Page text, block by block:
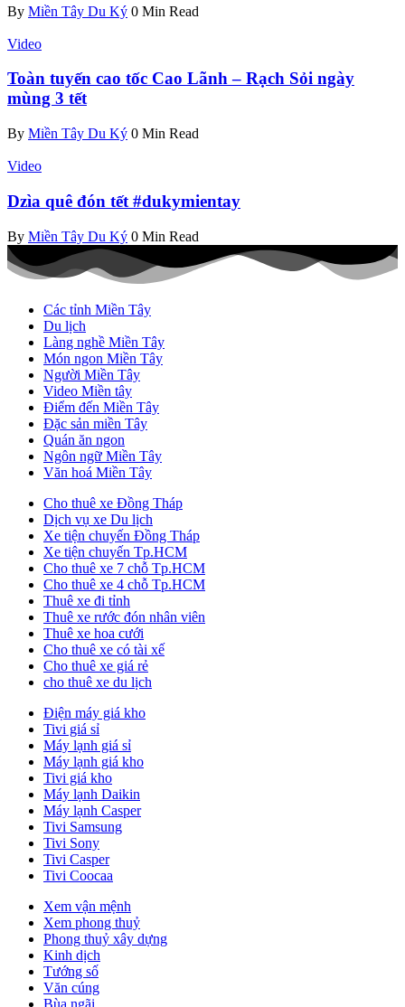
By Miền Tây Du Ký 0 Min Read
Video
Toàn tuyến cao tốc Cao Lãnh – Rạch Sỏi ngày
mùng 3 tết
By Miền Tây Du Ký 0 Min Read
Video
Dzìa quê đón tết #dukymientay
By Miền Tây Du Ký 0 Min Read
Các tỉnh Miền Tây
Du lịch
Làng nghề Miền Tây
Món ngon Miền Tây
Người Miền Tây
Video Miền tây
Điểm đến Miền Tây
Đặc sản miền Tây
Quán ăn ngon
Ngôn ngữ Miền Tây
Văn hoá Miền Tây
Cho thuê xe Đồng Tháp
Dịch vụ xe Du lịch
Xe tiện chuyến Đồng Tháp
Xe tiện chuyến Tp.HCM
Cho thuê xe 7 chỗ Tp.HCM
Cho thuê xe 4 chỗ Tp.HCM
Thuê xe đi tỉnh
Thuê xe rước đón nhân viên
Thuê xe hoa cưới
Cho thuê xe có tài xế
Cho thuê xe giá rẻ
cho thuê xe du lịch
Điện máy giá kho
Tivi giá sỉ
Máy lạnh giá sỉ
Máy lạnh giá kho
Tivi giá kho
Máy lạnh Daikin
Máy lạnh Casper
Tivi Samsung
Tivi Sony
Tivi Casper
Tivi Coocaa
Xem vận mệnh
Xem phong thuỷ
Phong thuỷ xây dựng
Kinh dịch
Tướng số
Văn cúng
Bùa ngãi